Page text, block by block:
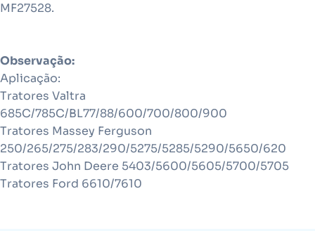
MF27528.
Observação:
Aplicação:
Tratores Valtra
685C/785C/BL77/88/600/700/800/900
Tratores Massey Ferguson
250/265/275/283/290/5275/5285/5290/5650/620
Tratores John Deere 5403/5600/5605/5700/5705
Tratores Ford 6610/7610